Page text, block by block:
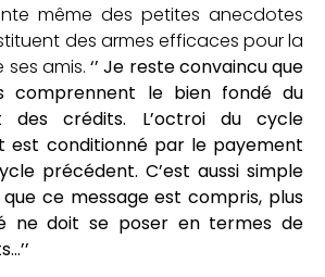
même des petites anecdotes
des armes efficaces pour la
ses amis. ‘’ Je reste convaincu que
comprennent le bien fondé du
des crédits. L’octroi du cycle
est conditionné par le payement
précédent. C’est aussi simple
ce message est compris, plus
ne doit se poser en termes de